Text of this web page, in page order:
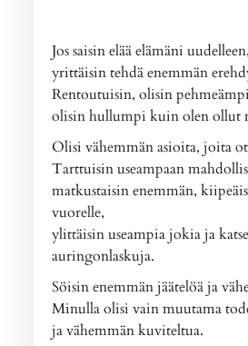
Jos saisin elää elämäni uudelleen,
yrittäisin tehdä enemmän
Rentoutuisin, olisin
olisin hullumpi kuin olen ollut
Olisi vähemmän asioita, joita
Tarttuisin useampaan
matkustaisin enemmän,
vuorelle,
ylittäisin useampia jokia ja
auringonlaskuja.
Söisin enemmän jäätelöä ja
Minulla olisi vain muutama
ja vähemmän kuviteltua.